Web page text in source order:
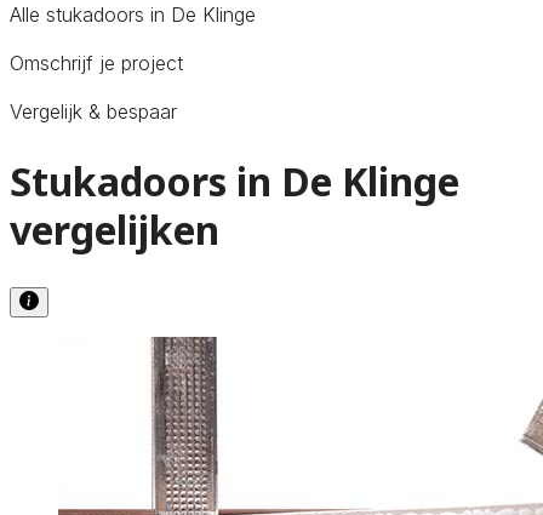
Alle stukadoors in De Klinge
Omschrijf je project
Vergelijk & bespaar
Stukadoors in De Klinge
vergelijken